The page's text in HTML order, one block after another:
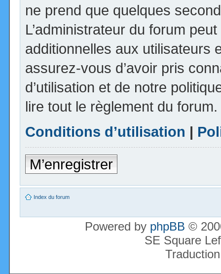
ne prend que quelques
L’administrateur du forum
additionnelles aux utilisateurs
assurez-vous d’avoir pris
d’utilisation et de notre
lire tout le règlement du forum.
Conditions d’utilisation |
M’enregistrer
Index du forum
Powered by phpBB ©
SE Square